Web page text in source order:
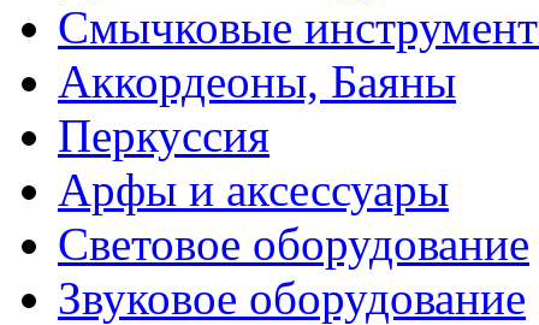
Смычковые
Аккордеоны, Баяны
Перкуссия
Арфы и аксессуары
Световое оборудование
Звуковое оборудование